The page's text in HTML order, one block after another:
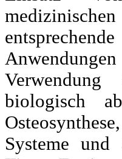
biologisch
Systeme und